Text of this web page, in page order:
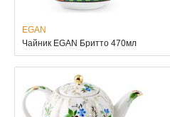
EGAN
Чайник EGAN Бритто 470мл